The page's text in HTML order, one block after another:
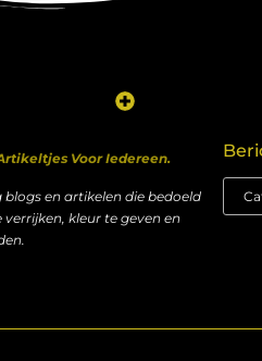
Voor Iedereen.
en artikelen die bedoeld
kleur te geven en